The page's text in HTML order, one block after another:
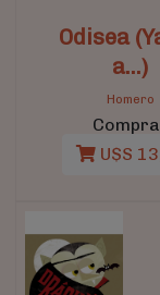
Odisea
a...)
Homero
U$S